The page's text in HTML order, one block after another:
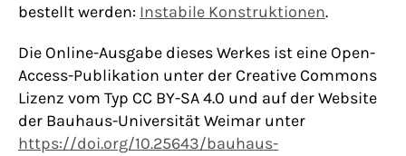
bestellt werden: Instabile Konstruktionen.
Die Online-Ausgabe dieses Werkes ist eine Open-
Access-Publikation unter der Creative Commons
Lizenz vom Typ CC BY-SA 4.0 und auf der Website
der Bauhaus-Universität Weimar unter
https://doi.org/10.25643/bauhaus-